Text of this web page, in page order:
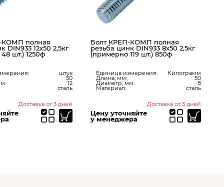
КОМП полная
DIN933 12х50 2,5кг
шт.) 1250ф
штук
50
12
сталь
Доставка от 3 дней
Болт КРЕП-КОМП полная
резьба цинк DIN933 8х50 2,5кг
(примерно 119 шт.) 850ф
Единица измерения: Килограмм
Длина, мм: 50
Диаметр, мм: 8
Материал: сталь
Доставка от 3 дней
Цену уточняйте
у менеджера